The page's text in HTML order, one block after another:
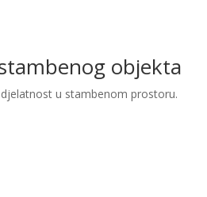
objekta
u stambenom prostoru.